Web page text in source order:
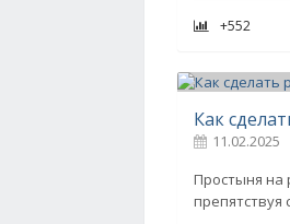
+552
Как
11.02.2025
Простыня на